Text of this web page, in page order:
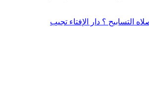
التسابيح ؟ دار الإفتاء تجيب